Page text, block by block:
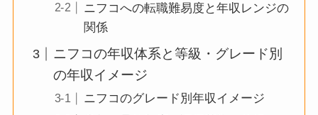
ニフコへの転職難易度と年収レンジの
関係
ニフコの年収体系と等級・グレード別
の年収イメージ
ニフコのグレード別年収イメージ